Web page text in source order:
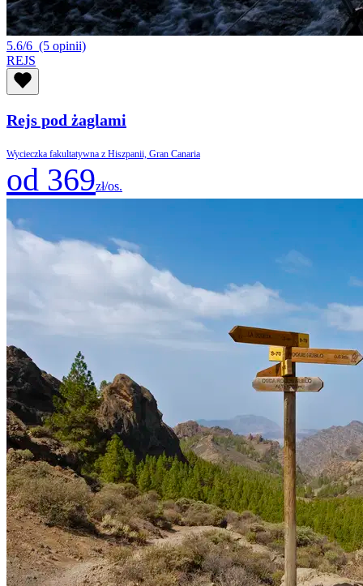
5.6/6 (5 opinii)
REJS
Rejs pod żaglami
Wycieczka fakultatywna z Hiszpanii, Gran Canaria
od 369zł/os.